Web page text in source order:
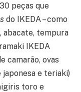
peças que
do IKEDA – como
abacate, tempura
IKEDA
camarão, ovas
japonesa e teriaki)
toro e